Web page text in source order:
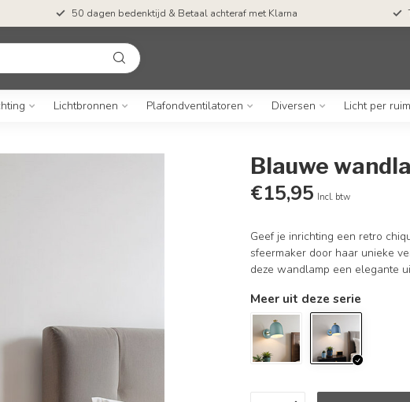
50 dagen bedenktijd & Betaal achteraf met Klarna
Lichtbronnen Plafondventilatoren Diversen Licht per
Blauwe
€15,95 Incl. btw
Geef je inrichting een retro
sfeermaker door haar unieke
deze wandlamp een elegante
Meer uit deze serie